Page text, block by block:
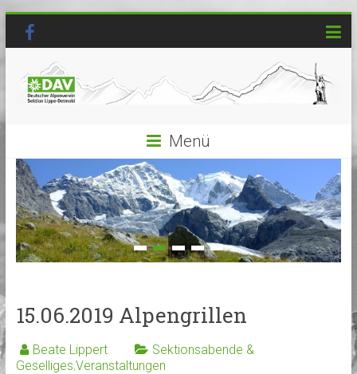
Menü
15.06.2019 Alpengrillen
Beate Lippert
Sektionsabende &
Geselliges,Veranstaltungen